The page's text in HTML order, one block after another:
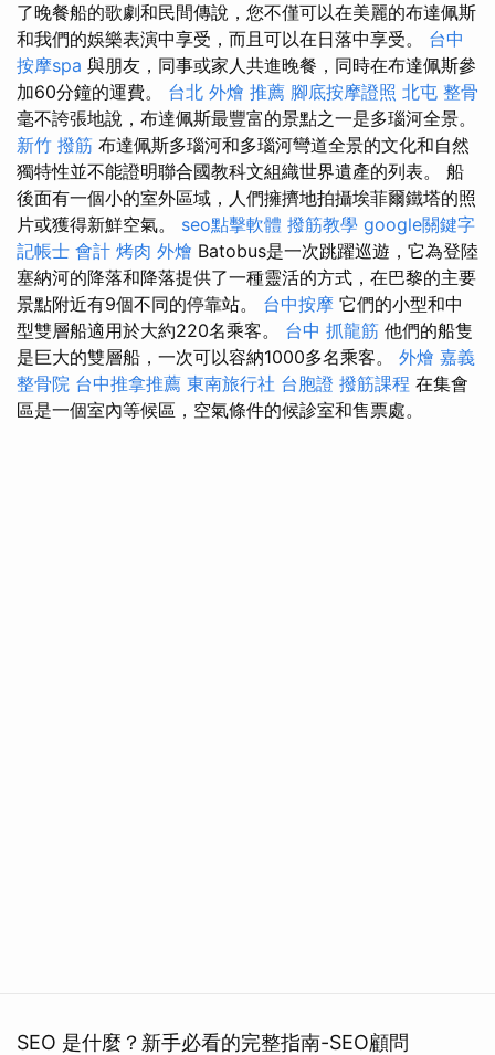
了晚餐船的歌劇和民間傳說，您不僅可以在美麗的布達佩斯
和我們的娛樂表演中享受，而且可以在日落中享受。 台中
按摩spa 與朋友，同事或家人共進晚餐，同時在布達佩斯參
加60分鐘的運費。 台北 外燴 推薦 腳底按摩證照 北屯 整骨
毫不誇張地說，布達佩斯最豐富的景點之一是多瑙河全景。
新竹 撥筋 布達佩斯多瑙河和多瑙河彎道全景的文化和自然
獨特性並不能證明聯合國教科文組織世界遺產的列表。 船
後面有一個小的室外區域，人們擁擠地拍攝埃菲爾鐵塔的照
片或獲得新鮮空氣。 seo點擊軟體 撥筋教學 google關鍵字
記帳士 會計 烤肉 外燴 Batobus是一次跳躍巡遊，它為登陸
塞納河的降落和降落提供了一種靈活的方式，在巴黎的主要
景點附近有9個不同的停靠站。 台中按摩 它們的小型和中
型雙層船適用於大約220名乘客。 台中 抓龍筋 他們的船隻
是巨大的雙層船，一次可以容納1000多名乘客。 外燴 嘉義
整骨院 台中推拿推薦 東南旅行社 台胞證 撥筋課程 在集會
區是一個室內等候區，空氣條件的候診室和售票處。
SEO 是什麼？新手必看的完整指南-SEO顧問